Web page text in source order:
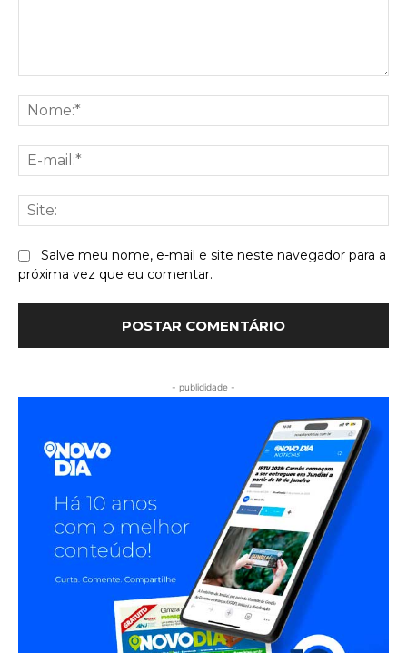
Salve meu nome, e-mail e site neste navegador para a
próxima vez que eu comentar.
- publididade -